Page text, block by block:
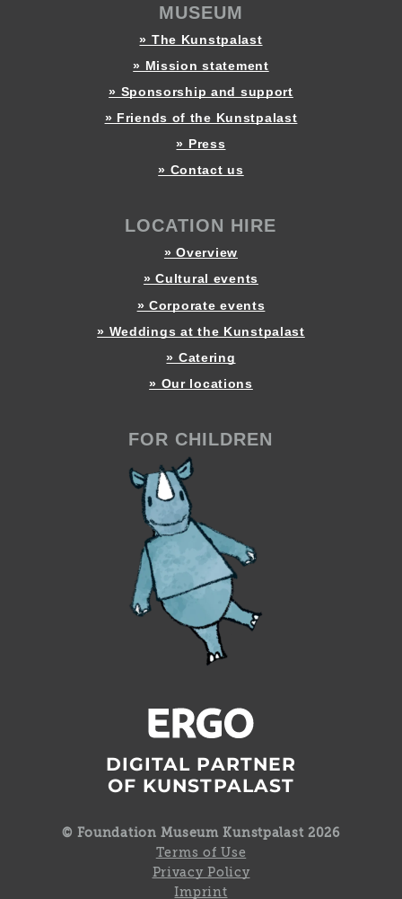
MUSEUM
» The Kunstpalast
» Mission statement
» Sponsorship and support
» Friends of the Kunstpalast
» Press
» Contact us
LOCATION HIRE
» Overview
» Cultural events
» Corporate events
» Weddings at the Kunstpalast
» Catering
» Our locations
FOR CHILDREN
DIGITAL PARTNER
OF KUNSTPALAST
© Foundation Museum Kunstpalast 2026
Terms of Use
Privacy Policy
Imprint